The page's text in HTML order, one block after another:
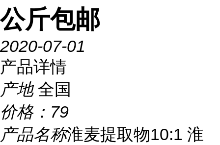
公斤包邮
2020-07-01
产品详情
产地 全国
价格： 79
产品名称淮麦提取物10:1 淮